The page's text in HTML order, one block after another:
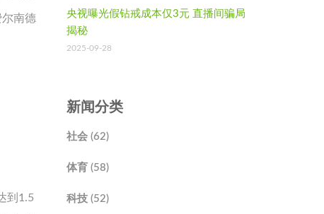
南德
到1.5
央视曝光假钻戒成本仅3元 直播间骗局
揭秘
2025-09-28
新闻分类
社会 (62)
体育 (58)
科技 (52)